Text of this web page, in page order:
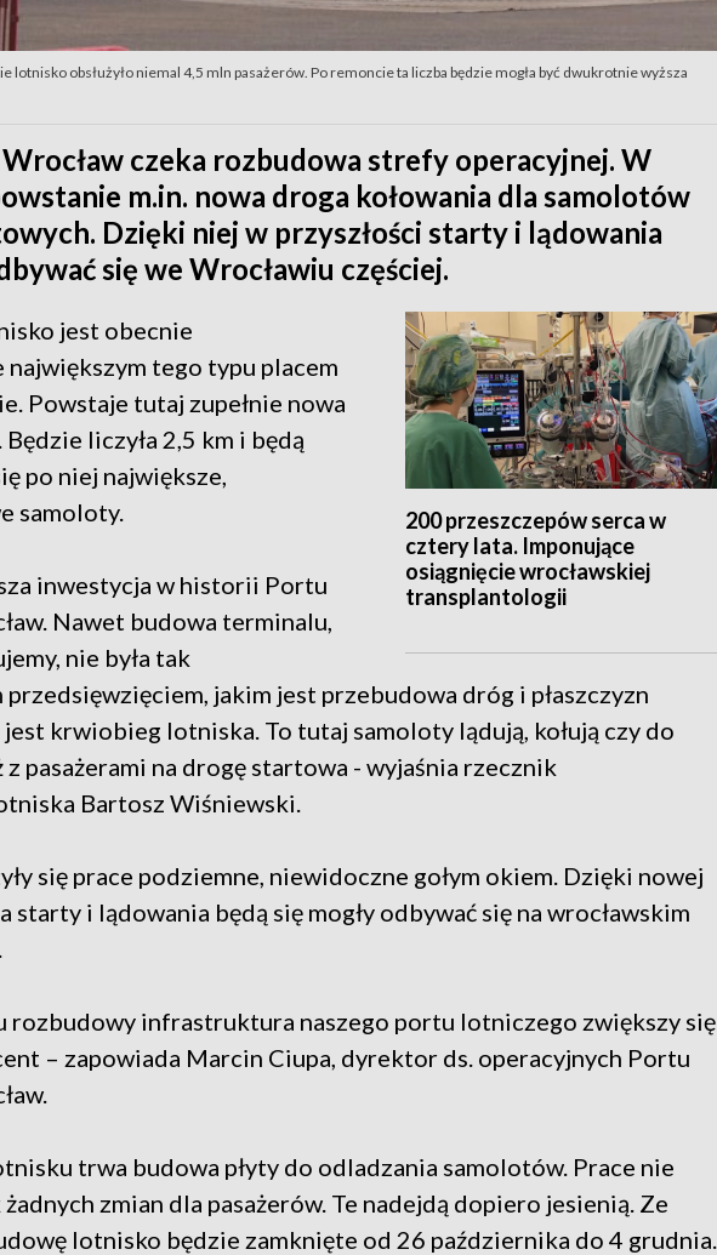
lotnisko obsłużyło niemal 4,5 mln pasażerów. Po remoncie ta liczba będzie mogła być dwukrotnie wyższa
czeka rozbudowa strefy operacyjnej. W
m.in. nowa droga kołowania dla samolotów
Dzięki niej w przyszłości starty i lądowania
się we Wrocławiu częściej.
200 przeszczepów serca w
cztery lata. Imponujące
osiągnięcie wrocławskiej
transplantologii
jest obecnie
tego typu placem
Powstaje tutaj zupełnie nowa
liczyła 2,5 km i będą
po niej największe,
samoloty.
inwestycja w historii Portu
Nawet budowa terminalu,
nie była tak
jakim jest przebudowa dróg i płaszczyzn
krwiobieg lotniska. To tutaj samoloty lądują, kołują czy do
pasażerami na drogę startowa - wyjaśnia rzecznik
Bartosz Wiśniewski.
się prace podziemne, niewidoczne gołym okiem. Dzięki nowej
starty i lądowania będą się mogły odbywać się na wrocławskim
rozbudowy infrastruktura naszego portu lotniczego zwiększy się
– zapowiada Marcin Ciupa, dyrektor ds. operacyjnych Portu
trwa budowa płyty do odladzania samolotów. Prace nie
zmian dla pasażerów. Te nadejdą dopiero jesienią. Ze
lotnisko będzie zamknięte od 26 października do 4 grudnia.